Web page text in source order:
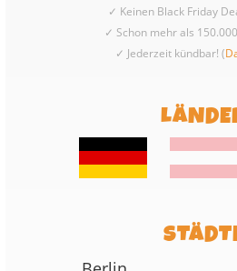
✓ Keinen Black Friday
✓ Schon mehr als
✓ Jederzeit kündbar! (